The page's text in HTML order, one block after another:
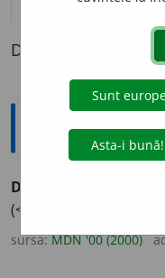
definiții (1)
Definiția cu ID-ul
Explicative
DEFECTU
(<
sursa:MDN '00 (2000)